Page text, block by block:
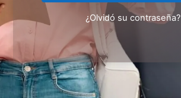
¿Olvidó su contraseña?